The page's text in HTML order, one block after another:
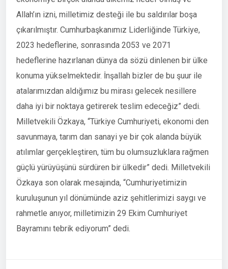
Allah’ın izni, milletimiz desteği ile bu saldırılar boşa
çıkarılmıştır. Cumhurbaşkanımız Liderliğinde Türkiye,
2023 hedeflerine, sonrasında 2053 ve 2071
hedeflerine hazırlanan dünya da sözü dinlenen bir ülke
konuma yükselmektedir. İnşallah bizler de bu şuur ile
atalarımızdan aldığımız bu mirası gelecek nesillere
daha iyi bir noktaya getirerek teslim edeceğiz” dedi.
Milletvekili Özkaya, “Türkiye Cumhuriyeti, ekonomi den
savunmaya, tarım dan sanayi ye bir çok alanda büyük
atılımlar gerçekleştiren, tüm bu olumsuzluklara rağmen
güçlü yürüyüşünü sürdüren bir ülkedir” dedi. Milletvekili
Özkaya son olarak mesajında, “Cumhuriyetimizin
kuruluşunun yıl dönümünde aziz şehitlerimizi saygı ve
rahmetle anıyor, milletimizin 29 Ekim Cumhuriyet
Bayramını tebrik ediyorum” dedi.